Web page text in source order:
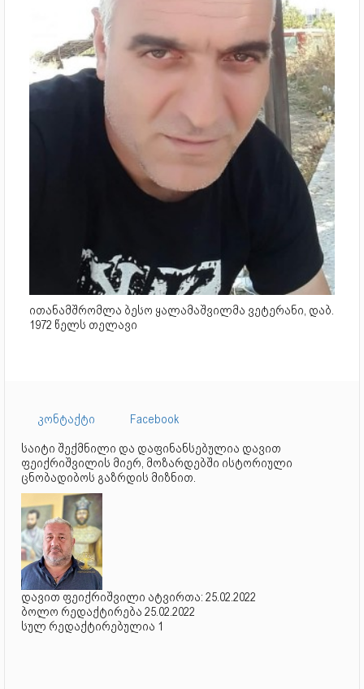
ითანამშრომლა ბესო ყალამაშვილმა ვეტერანი, დაბ.
1972 წელს თელავი
კონტაქტი
Facebook
საიტი შექმნილი და დაფინანსებულია დავით
ფეიქრიშვილის მიერ, მოზარდებში ისტორიული
ცნობადიბოს გაზრდის მიზნით.
დავით ფეიქრიშვილი ატვირთა: 25.02.2022
ბოლო რედაქტირება 25.02.2022
სულ რედაქტირებულია 1